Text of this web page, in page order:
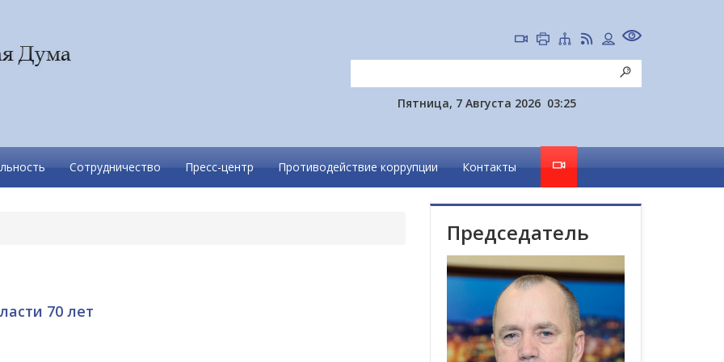
Пятница, 7 Августа 2026 03:25
Сотрудничество Пресс-центр Противодействие коррупции Контакты
70 лет
Председатель